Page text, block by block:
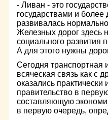
- Ливан - это
государствами и
развивалась
Железных дорог здесь
социального развития
А для этого нужны
Сегодня транспортная
всяческая связь как с
оказались
правительство в
составляющую
в первую очередь,